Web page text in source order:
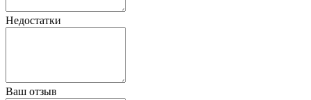
Недостатки
Ваш отзыв